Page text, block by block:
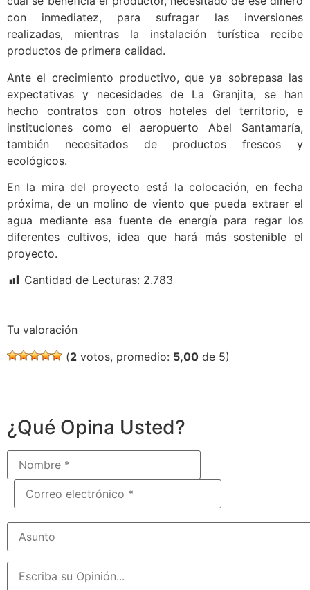
con inmediatez, para sufragar las inversiones
realizadas, mientras la instalación turística recibe
productos de primera calidad.
Ante el crecimiento productivo, que ya sobrepasa las
expectativas y necesidades de La Granjita, se han
hecho contratos con otros hoteles del territorio, e
instituciones como el aeropuerto Abel Santamaría,
también necesitados de productos frescos y
ecológicos.
En la mira del proyecto está la colocación, en fecha
próxima, de un molino de viento que pueda extraer el
agua mediante esa fuente de energía para regar los
diferentes cultivos, idea que hará más sostenible el
proyecto.
Cantidad de Lecturas: 2.783
Tu valoración
(2 votos, promedio: 5,00 de 5)
¿Qué Opina Usted?